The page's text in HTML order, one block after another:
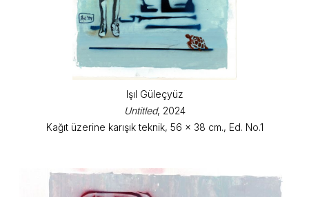
Işıl Güleçyüz
Untitled, 2024
Kağıt üzerine karışık teknik, 56 x 38 cm., Ed. No.1